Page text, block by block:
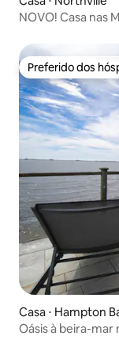
NOVO! Casa nas
Preferido dos
Preferido dos
Casa ⋅ Hampton
Oásis à beira-mar